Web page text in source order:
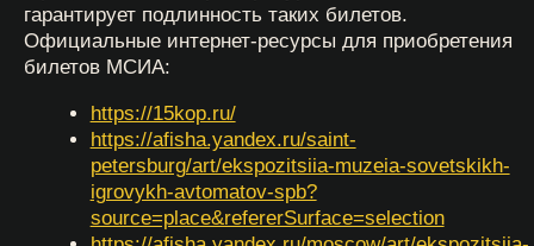
4.1. Инвалиды и другие маломобильные посетители
допускаются на креслах-колясках (при
с индивидуальными техническими средствами
реабилитации.
5. Посетители МСИА обязаны:
5.1. При входе в экспозиционные и выставочные